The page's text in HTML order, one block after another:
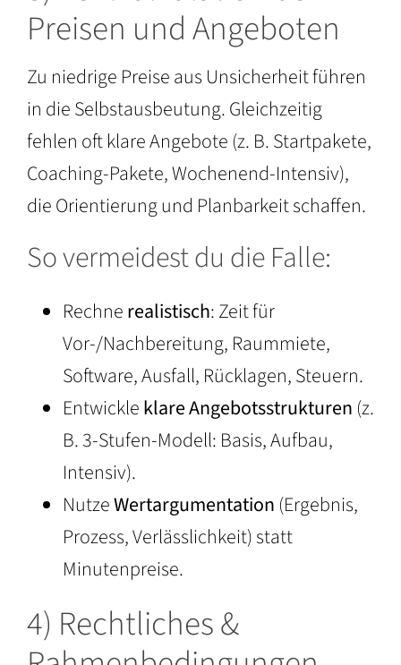
Preisen und Angeboten
Zu niedrige Preise aus Unsicherheit führen
in die Selbstausbeutung. Gleichzeitig
fehlen oft klare Angebote (z. B. Startpakete,
Coaching-Pakete, Wochenend-Intensiv),
die Orientierung und Planbarkeit schaffen.
So vermeidest du die Falle:
Rechnerealistisch: Zeit für
Vor-/Nachbereitung, Raummiete,
Software, Ausfall, Rücklagen, Steuern.
Entwickleklare Angebotsstrukturen (z.
B. 3-Stufen-Modell: Basis, Aufbau,
Intensiv).
NutzeWertargumentation (Ergebnis,
Prozess, Verlässlichkeit) statt
Minutenpreise.
4) Rechtliches &